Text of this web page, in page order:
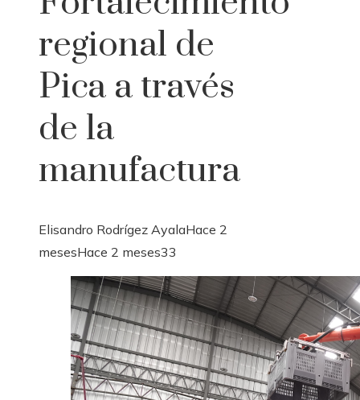
regional de
Pica a través
de la
manufactura
Elisandro Rodrígez AyalaHace 2
mesesHace 2 meses33